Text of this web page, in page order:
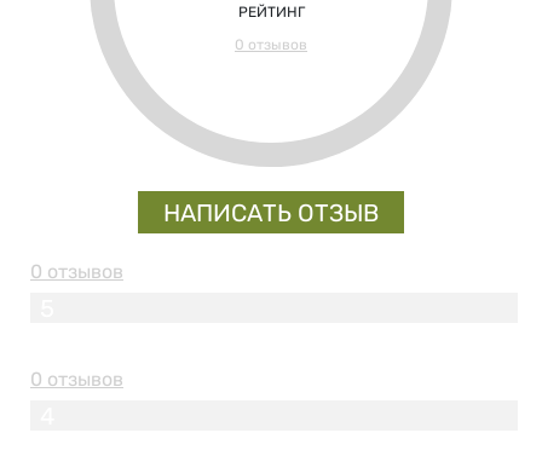
РЕЙТИНГ
0 отзывов
НАПИСАТЬ ОТЗЫВ
0 отзывов
0 отзывов